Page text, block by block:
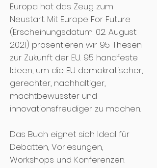
Europa hat das Zeug zum
Neustart. Mit Europe For Future
(Erscheinungsdatum: 02. August
2021) präsentieren wir 95 Thesen
zur Zukunft der EU. 95 handfeste
Ideen, um die EU demokratischer,
gerechter, nachhaltiger,
machtbewusster und
innovationsfreudiger zu machen.
Das Buch eignet sich Ideal für
Debatten, Vorlesungen,
Workshops und Konferenzen.